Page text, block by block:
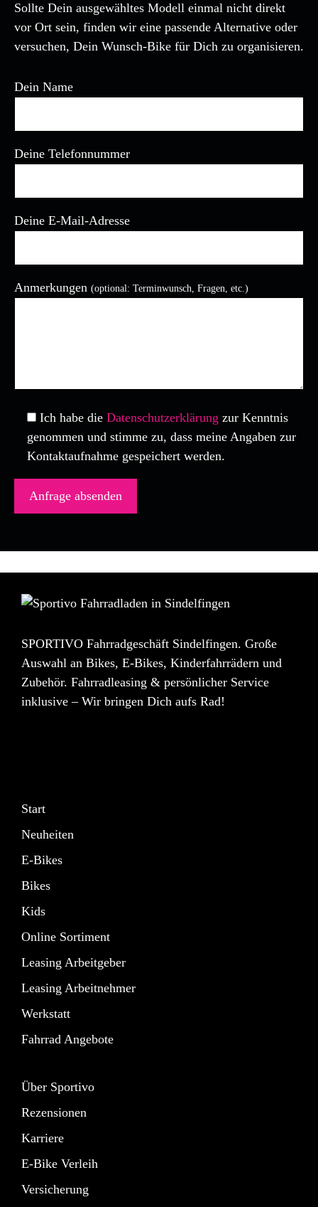
Sollte Dein ausgewähltes Modell einmal nicht direkt
vor Ort sein, finden wir eine passende Alternative oder
versuchen, Dein Wunsch-Bike für Dich zu organisieren.
Dein Name
Deine Telefonnummer
Deine E-Mail-Adresse
Bitte lasse dieses Feld leer.
Anmerkungen (optional: Terminwunsch, Fragen, etc.)
Ich habe die Datenschutzerklärung zur Kenntnis
genommen und stimme zu, dass meine Angaben zur
Kontaktaufnahme gespeichert werden.
SPORTIVO Fahrradgeschäft Sindelfingen. Große
Auswahl an Bikes, E-Bikes, Kinderfahrrädern und
Zubehör. Fahrradleasing & persönlicher Service
inklusive – Wir bringen Dich aufs Rad!
Start
Neuheiten
E-Bikes
Bikes
Kids
Online Sortiment
Leasing Arbeitgeber
Leasing Arbeitnehmer
Werkstatt
Fahrrad Angebote
Über Sportivo
Rezensionen
Karriere
E-Bike Verleih
Versicherung